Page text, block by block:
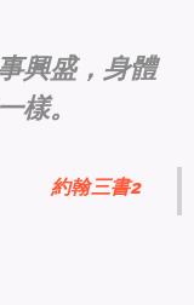
興盛，身體
樣。
約翰三書2